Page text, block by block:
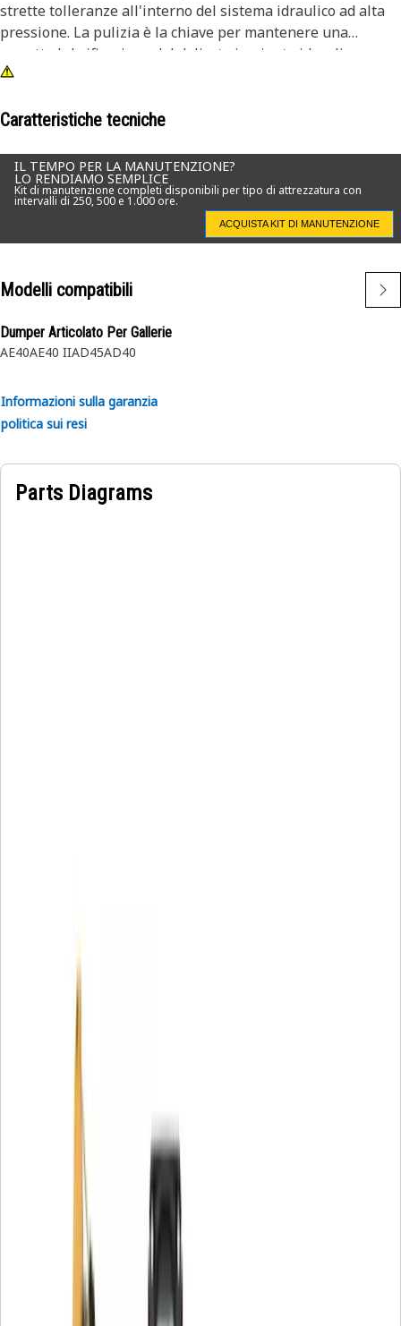
strette tolleranze all'interno del sistema idraulico ad alta
pressione. La pulizia è la chiave per mantenere una
corretta lubrificazione del delicato impianto idraulico.
Caratteristiche tecniche
IL TEMPO PER LA MANUTENZIONE?
LO RENDIAMO SEMPLICE
Kit di manutenzione completi disponibili per tipo di attrezzatura con
intervalli di 250, 500 e 1.000 ore.
ACQUISTA KIT DI MANUTENZIONE
Modelli compatibili
Dumper Articolato Per Gallerie
AE40AE40 IIAD45AD40
Informazioni sulla garanzia
politica sui resi
Parts Diagrams